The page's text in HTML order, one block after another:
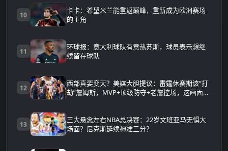
10
卡卡：希望米兰能重返巅峰，重新成为欧洲赛场
的主角
11
环球报：意大利球队有意热苏斯，球员表示想继
续留在球队
12
西部真要变天？美媒大胆提议：雷霆休赛期该“打
劫”詹姆斯，MVP+顶级防守+老詹控场，这画面太
13
三大悬念左右NBA总决赛：22岁文班亚马无惧大
场面？尼克斯延续神准三分？